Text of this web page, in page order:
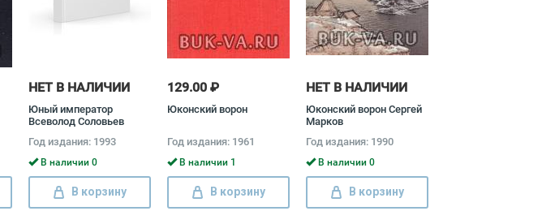
НЕТ В НАЛИЧИИ
Юный император
Всеволод Соловьев
Год издания: 1993
В наличии 0
В корзину
129.00 ₽
Юконский ворон
Год издания: 1961
В наличии 1
В корзину
НЕТ В НАЛИЧИИ
Юконский ворон Сергей
Марков
Год издания: 1990
В наличии 0
В корзину